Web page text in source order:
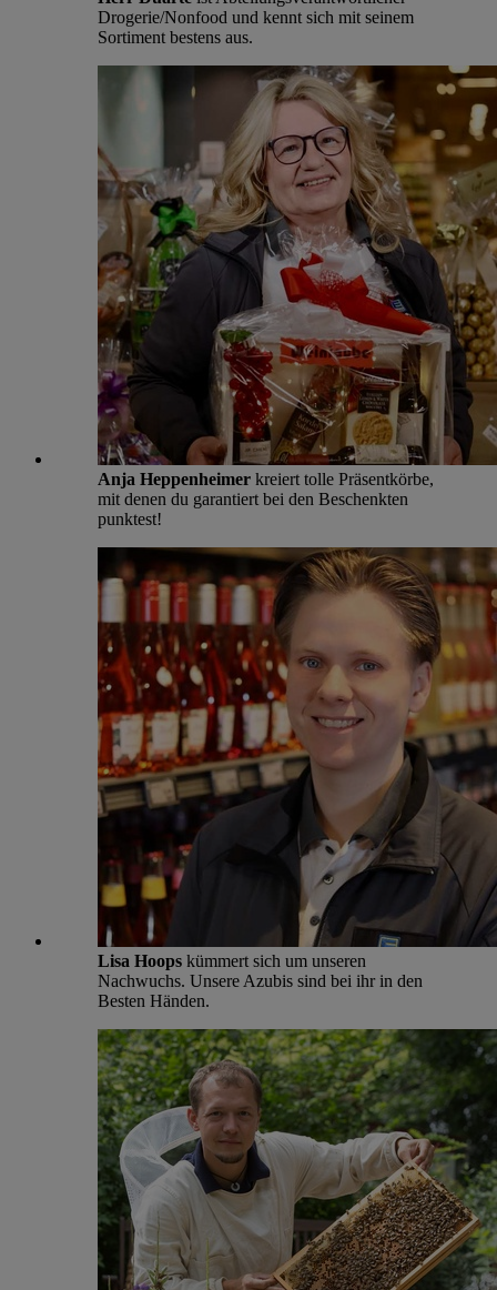
Drogerie/Nonfood und kennt sich mit seinem
Sortiment bestens aus.
Anja Heppenheimer kreiert tolle Präsentkörbe,
mit denen du garantiert bei den Beschenkten
punktest!
Lisa Hoops kümmert sich um unseren
Nachwuchs. Unsere Azubis sind bei ihr in den
Besten Händen.